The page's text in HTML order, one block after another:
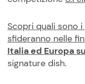
Scopri quali sono
sfideranno nelle
Italia ed Europa
signature dish.